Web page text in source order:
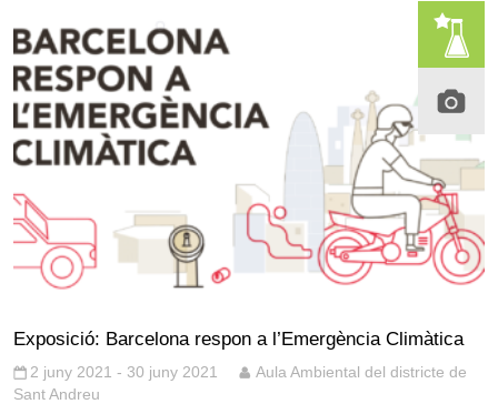
Exposició: Barcelona respon a l’Emergència Climàtica
2 juny 2021 - 30 juny 2021
Aula Ambiental del districte de
Sant Andreu